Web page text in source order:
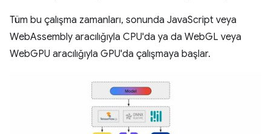
Tüm bu çalışma zamanları, sonunda JavaScript veya
WebAssembly aracılığıyla CPU'da ya da WebGL veya
WebGPU aracılığıyla GPU'da çalışmaya başlar.